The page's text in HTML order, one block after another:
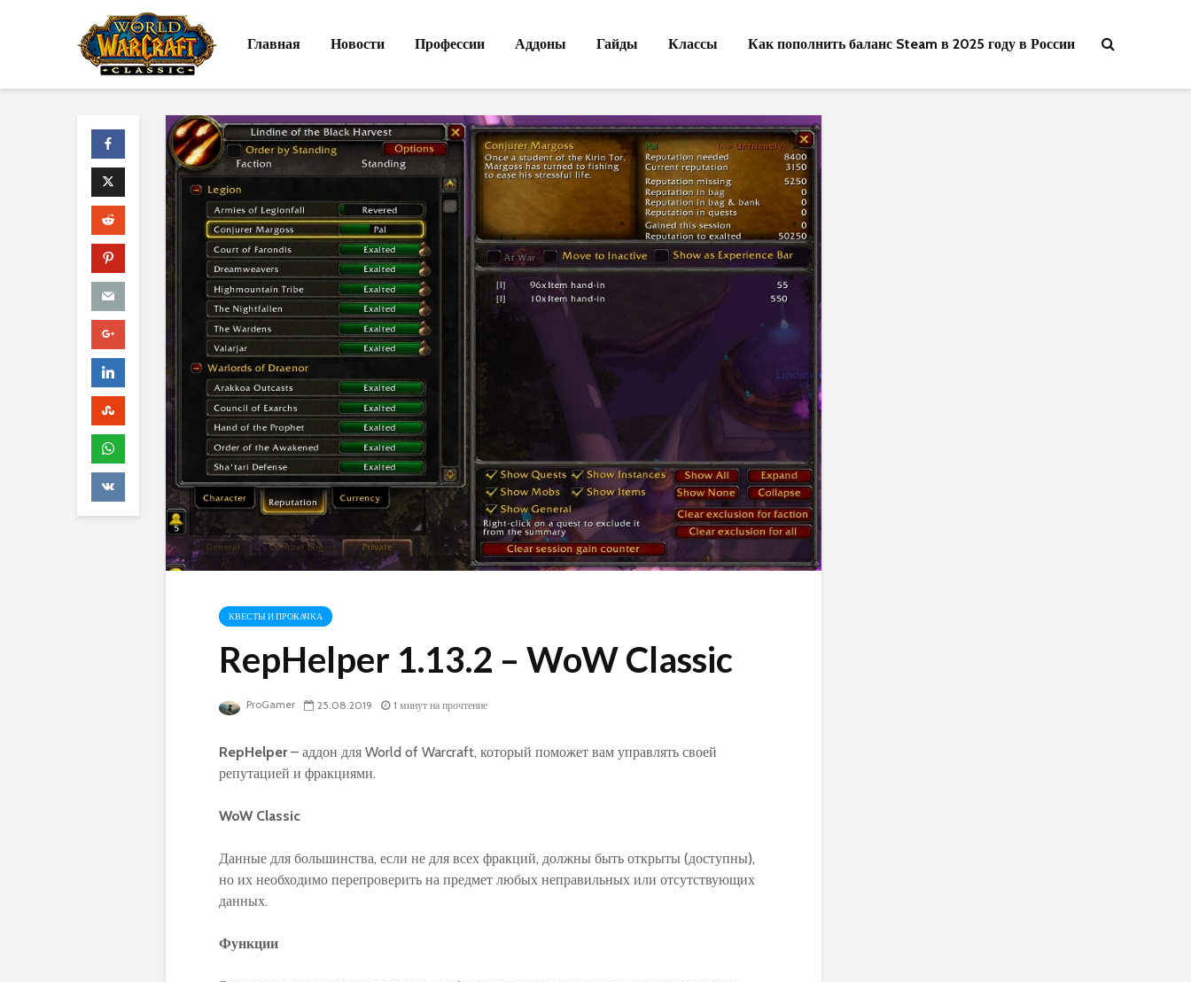
Главная Новости Профессии Аддоны Гайды Классы Как пополнить баланс Steam в 2025 году в России
КВЕСТЫ И ПРОКАЧКА
RepHelper 1.13.2 – WoW Classic
ProGamer 25.08.2019 1 минут на прочтение
RepHelper– аддон для World of Warcraft, который поможет вам управлять своей
репутацией и фракциями.
WoW Classic
Данные для большинства, если не для всех фракций, должны быть открыты (доступны),
но их необходимо перепроверить на предмет любых неправильных или отсутствующих
данных.
Функции